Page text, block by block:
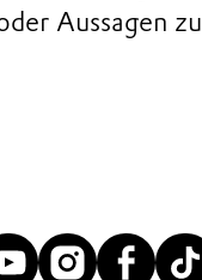
Aussagen zu